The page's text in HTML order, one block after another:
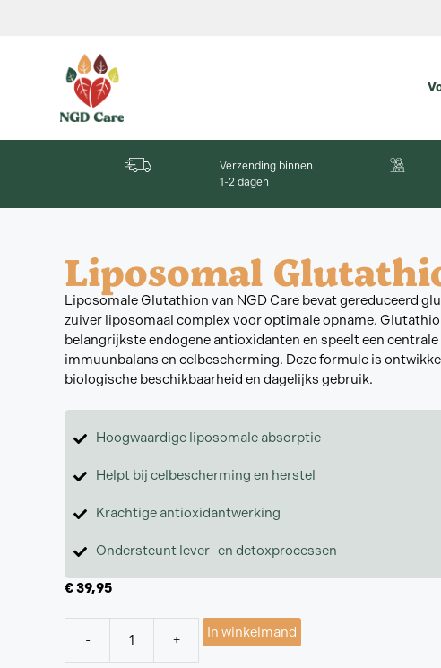
Verzending binnen
1-2 dagen
Liposomal
Liposomale Glutathion van NGD Care bevat gereduceerd
zuiver liposomaal complex voor optimale opname.
belangrijkste endogene antioxidanten en speelt een
immuunbalans en celbescherming. Deze formule is
biologische beschikbaarheid en dagelijks gebruik.
Hoogwaardige liposomale absorptie
Helpt bij celbescherming en herstel
Krachtige antioxidantwerking
Ondersteunt lever- en detoxprocessen
€39,95
- + In winkelmand